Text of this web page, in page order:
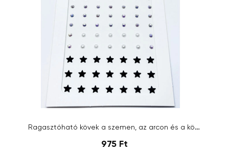
Ragasztóható kövek a szemen, az arcon és a körmökön - csillagok és kövek
975 Ft